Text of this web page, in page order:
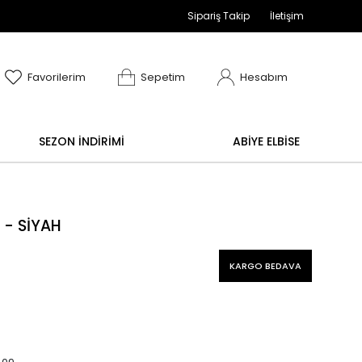
Abiye alışverişlerinizde iade ve
Sipariş Takip İletişim
Favorilerim Sepetim Hesabım
SEZON İNDİRİMİ ABİYE ELBİSE
- SİYAH
KARGO BEDAVA